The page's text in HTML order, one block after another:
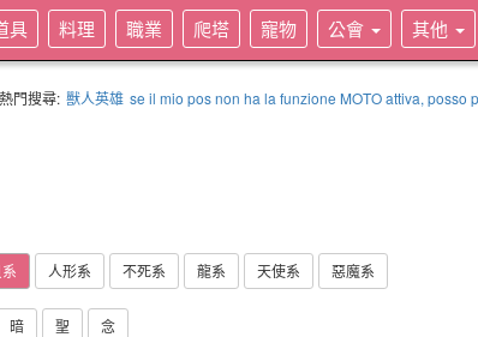
具 料理 職業 爬塔 寵物 公會 其他
熱門搜尋: 獸人英雄 se il mio pos non ha la funzione MOTO attiva, posso
人形系 不死系 龍系 天使系 惡魔系
暗 聖 念